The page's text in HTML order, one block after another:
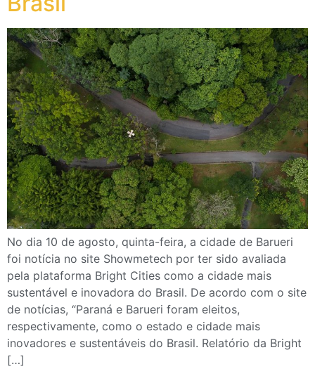
No dia 10 de agosto, quinta-feira, a cidade de Barueri
foi notícia no site Showmetech por ter sido avaliada
pela plataforma Bright Cities como a cidade mais
sustentável e inovadora do Brasil. De acordo com o site
de notícias, “Paraná e Barueri foram eleitos,
respectivamente, como o estado e cidade mais
inovadores e sustentáveis do Brasil. Relatório da Bright
[…]